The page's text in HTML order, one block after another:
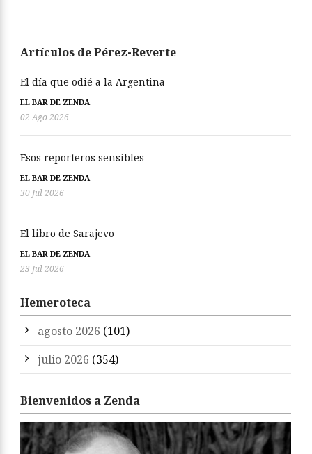
Artículos de Pérez-Reverte
El día que odié a la Argentina
EL BAR DE ZENDA
02 Ago 2026
Esos reporteros sensibles
EL BAR DE ZENDA
30 Jul 2026
El libro de Sarajevo
EL BAR DE ZENDA
23 Jul 2026
Hemeroteca
agosto 2026 (101)
julio 2026 (354)
Bienvenidos a Zenda